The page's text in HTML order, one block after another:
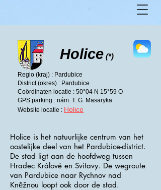
Holice (*)
Regio (kraj) : Pardubice
District (okres) : Pardubice
Coördinaten locatie : 50°04 N 15°59 O
GPS parking : nám. T. G. Masaryka
Website locatie : Holice
Holice is het natuurlijke centrum van het
oostelijke deel van het Pardubice-district.
De stad ligt aan de hoofdweg tussen
Hradec Králové en Svitavy. De wegroute
van Pardubice naar Rychnov nad
Kněžnou loopt ook door de stad.